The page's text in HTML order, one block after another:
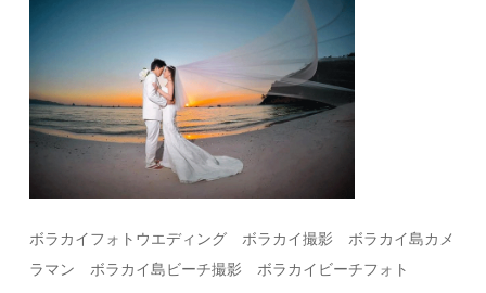
ボラカイフォトウエディング ボラカイ撮影 ボラカイ島カメ
ラマン ボラカイ島ビーチ撮影 ボラカイビーチフォト